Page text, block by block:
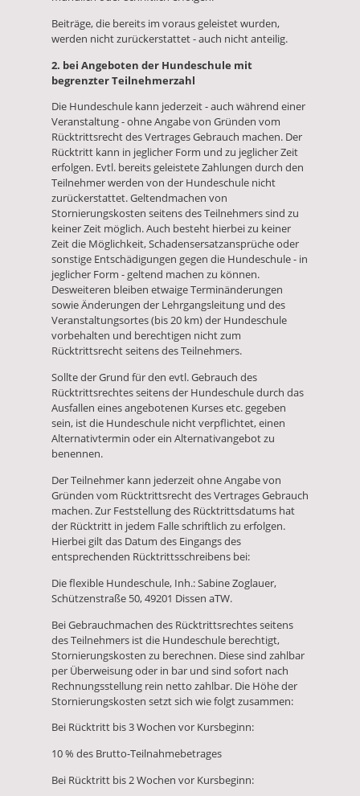
Beiträge, die bereits im voraus geleistet wurden,
werden nicht zurückerstattet - auch nicht anteilig.
2. bei Angeboten der Hundeschule mit
begrenzter Teilnehmerzahl
Die Hundeschule kann jederzeit - auch während einer
Veranstaltung - ohne Angabe von Gründen vom
Rücktrittsrecht des Vertrages Gebrauch machen. Der
Rücktritt kann in jeglicher Form und zu jeglicher Zeit
erfolgen. Evtl. bereits geleistete Zahlungen durch den
Teilnehmer werden von der Hundeschule nicht
zurückerstattet. Geltendmachen von
Stornierungskosten seitens des Teilnehmers sind zu
keiner Zeit möglich. Auch besteht hierbei zu keiner
Zeit die Möglichkeit, Schadensersatzansprüche oder
sonstige Entschädigungen gegen die Hundeschule - in
jeglicher Form - geltend machen zu können.
Desweiteren bleiben etwaige Terminänderungen
sowie Änderungen der Lehrgangsleitung und des
Veranstaltungsortes (bis 20 km) der Hundeschule
vorbehalten und berechtigen nicht zum
Rücktrittsrecht seitens des Teilnehmers.
Sollte der Grund für den evtl. Gebrauch des
Rücktrittsrechtes seitens der Hundeschule durch das
Ausfallen eines angebotenen Kurses etc. gegeben
sein, ist die Hundeschule nicht verpflichtet, einen
Alternativtermin oder ein Alternativangebot zu
benennen.
Der Teilnehmer kann jederzeit ohne Angabe von
Gründen vom Rücktrittsrecht des Vertrages Gebrauch
machen. Zur Feststellung des Rücktrittsdatums hat
der Rücktritt in jedem Falle schriftlich zu erfolgen.
Hierbei gilt das Datum des Eingangs des
entsprechenden Rücktrittsschreibens bei:
Die flexible Hundeschule, Inh.: Sabine Zoglauer,
Schützenstraße 50, 49201 Dissen aTW.
Bei Gebrauchmachen des Rücktrittsrechtes seitens
des Teilnehmers ist die Hundeschule berechtigt,
Stornierungskosten zu berechnen. Diese sind zahlbar
per Überweisung oder in bar und sind sofort nach
Rechnungsstellung rein netto zahlbar. Die Höhe der
Stornierungskosten setzt sich wie folgt zusammen:
Bei Rücktritt bis 3 Wochen vor Kursbeginn:
10 % des Brutto-Teilnahmebetrages
Bei Rücktritt bis 2 Wochen vor Kursbeginn: